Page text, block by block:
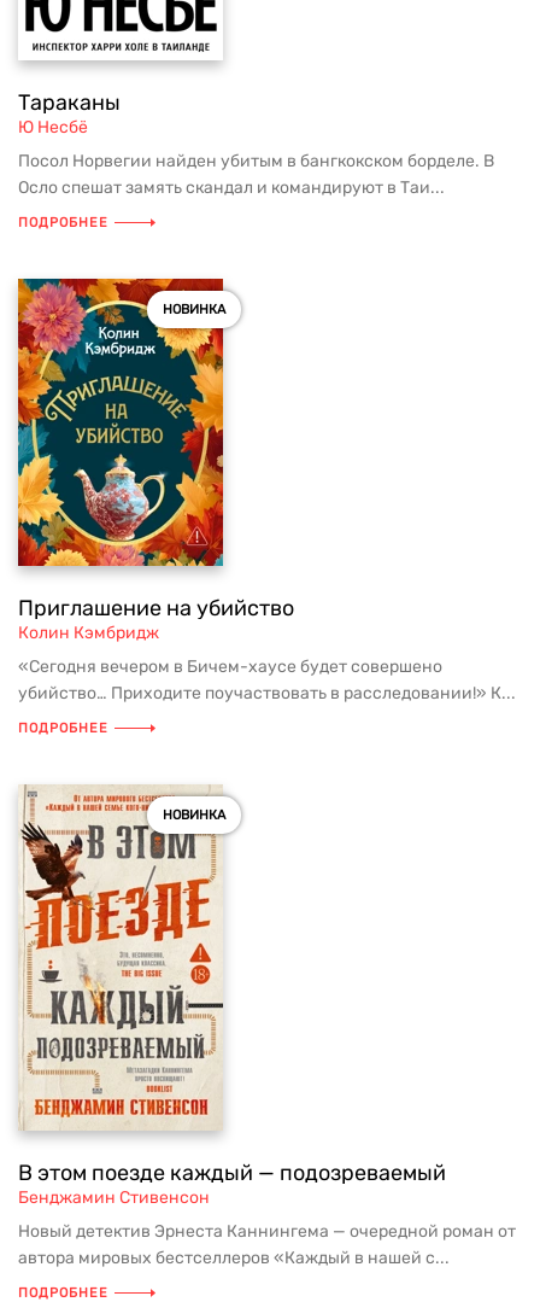
Тараканы
Ю Несбё
Посол Норвегии найден убитым в бангкокском борделе. В
Осло спешат замять скандал и командируют в Таи...
ПОДРОБНЕЕ
НОВИНКА
Приглашение на убийство
Колин Кэмбридж
«Сегодня вечером в Бичем-хаусе будет совершено
убийство… Приходите поучаствовать в расследовании!» К...
ПОДРОБНЕЕ
НОВИНКА
В этом поезде каждый — подозреваемый
Бенджамин Стивенсон
Новый детектив Эрнеста Каннингема — очередной роман от
автора мировых бестселлеров «Каждый в нашей с...
ПОДРОБНЕЕ